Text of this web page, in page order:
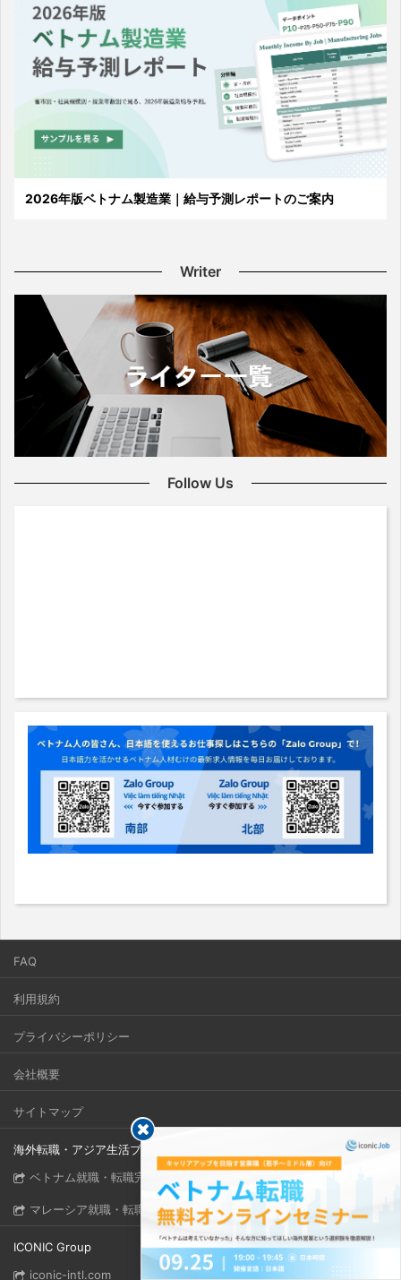
2026年版ベトナム製造業｜給与予測レポートのご案内
Writer
Follow Us
FAQ
利用規約
プライバシーポリシー
会社概要
サイトマップ
海外転職・アジア生活ブログ
ベトナム就職・転職完全ガイド
マレーシア就職・転職完全ガイド
ICONIC Group
iconic-intl.com